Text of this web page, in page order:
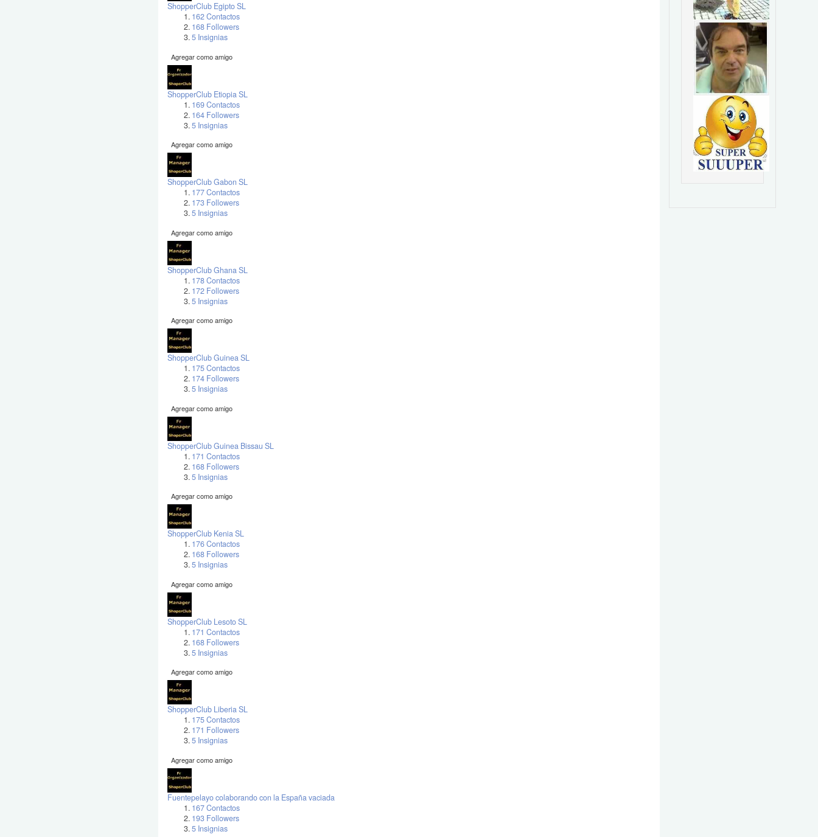
ShopperClub Egipto SL
162 Contactos
168 Followers
5 Insignias
Agregar como amigo
ShopperClub Etiopia SL
169 Contactos
164 Followers
5 Insignias
Agregar como amigo
ShopperClub Gabon SL
177 Contactos
173 Followers
5 Insignias
Agregar como amigo
ShopperClub Ghana SL
178 Contactos
172 Followers
5 Insignias
Agregar como amigo
ShopperClub Guinea SL
175 Contactos
174 Followers
5 Insignias
Agregar como amigo
ShopperClub Guinea Bissau SL
171 Contactos
168 Followers
5 Insignias
Agregar como amigo
ShopperClub Kenia SL
176 Contactos
168 Followers
5 Insignias
Agregar como amigo
ShopperClub Lesoto SL
171 Contactos
168 Followers
5 Insignias
Agregar como amigo
ShopperClub Liberia SL
175 Contactos
171 Followers
5 Insignias
Agregar como amigo
Fuentepelayo colaborando con la España vaciada
167 Contactos
193 Followers
5 Insignias